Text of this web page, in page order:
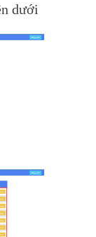
dưới